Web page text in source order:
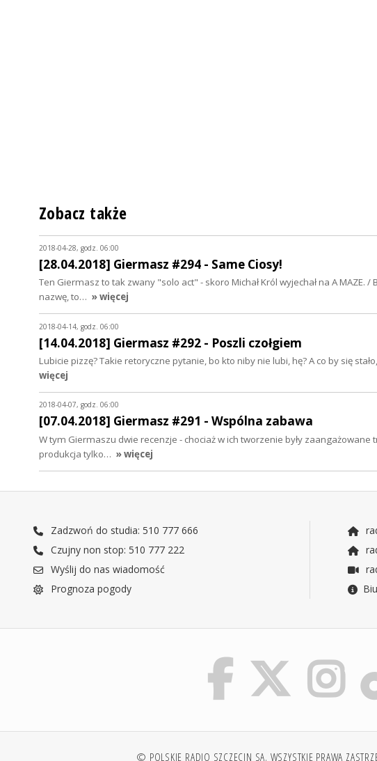
Zobacz także
2018-04-28, godz. 06:00
[28.04.2018] Giermasz #294 - Same Ciosy!
Ten Giermasz to tak zwany "solo act" - skoro Michał Król wyjechał na A
nazwę, to… » więcej
2018-04-14, godz. 06:00
[14.04.2018] Giermasz #292 - Poszli czołgiem
Lubicie pizzę? Takie retoryczne pytanie, bo kto niby nie lubi, hę? A co by się
więcej
2018-04-07, godz. 06:00
[07.04.2018] Giermasz #291 - Wspólna zabawa
W tym Giermaszu dwie recenzje - chociaż w ich tworzenie były
produkcja tylko… » więcej
Zadzwoń do studia: 510 777 666
Czujny non stop: 510 777 222
Wyślij do nas wiadomość
Prognoza pogody
© POLSKIE RADIO SZCZECIN SA. WSZYSTKIE PRAWA